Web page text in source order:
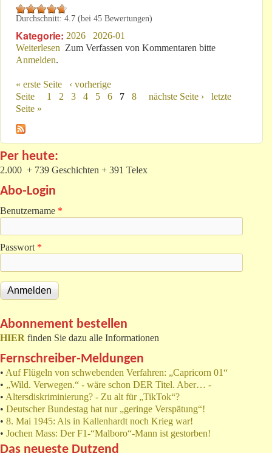
Durchschnitt: 4.7 (bei 45 Bewertungen)
Kategorie: 2026
2026-01
Weiterlesen über „EQ“: Dazu „herr-lich“ passend – „weiße
Zum Verfassen von Kommentaren bitte
Anmelden.
Seiten
« erste Seite
‹ vorherige
Seite
1 2 3 4 5 6 7 8 nächste Seite ›
letzte
Seite »
Per heute:
2.000 + 739 Geschichten + 391 Telex
Abo-Login
Benutzername *
Passwort *
Abonnement bestellen
HIER finden Sie dazu alle Informationen
Fernschreiber-Meldungen
• Auf Flügeln von schwebenden Verfahren: „Capricorn 01“
• „Wild. Verwegen.“ - wäre schon DER Titel. Aber… -
• Altersdiskriminierung? - Zu alt für „TikTok“?
• Deutscher Bundestag hat nur „geringe Verspätung“!
• 8. Mai 1945: Als in Kallenhardt noch Krieg war!
• Jochen Mass: Der F1-“Malboro“-Mann ist gestorben!
Das neueste Dutzend